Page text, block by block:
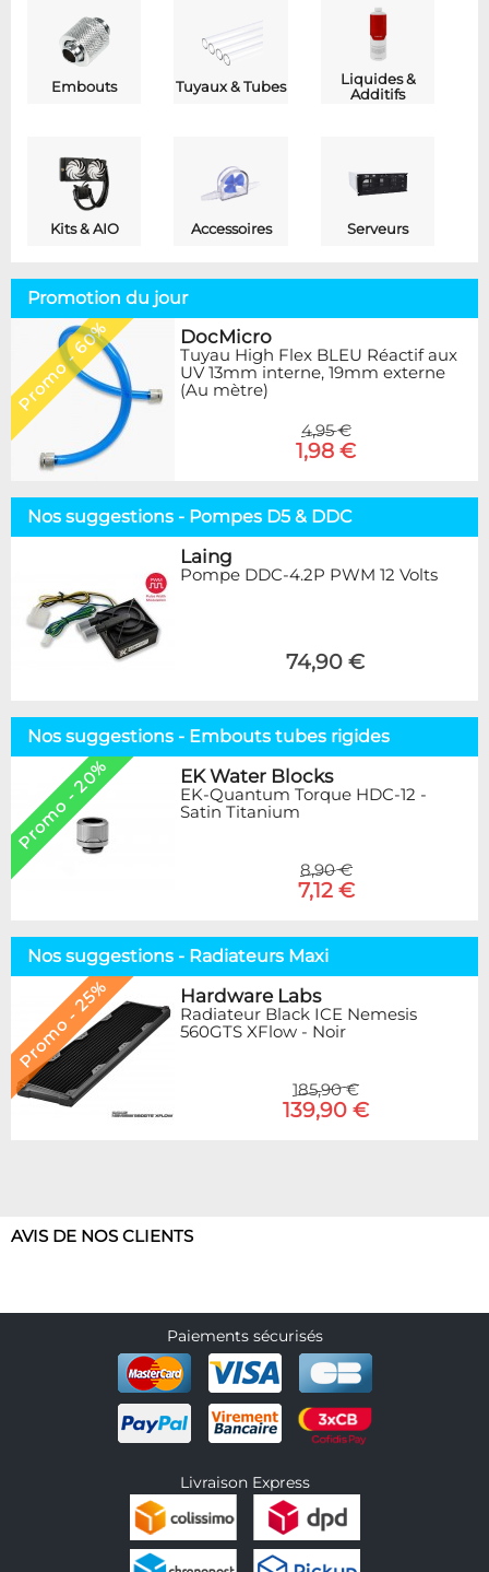
Embouts Tuyaux & Tubes
Liquides &
Additifs
Kits & AIO Accessoires Serveurs
Promotion du jour
Promo - 60% DocMicro
Tuyau High Flex BLEU Réactif aux
UV 13mm interne, 19mm externe
(Au mètre)
4,95 €
1,98 €
Nos suggestions - Pompes D5 & DDC
Laing
Pompe DDC-4.2P PWM 12 Volts
74,90 €
Nos suggestions - Embouts tubes rigides
Promo - 20% EK Water Blocks
EK-Quantum Torque HDC-12 -
Satin Titanium
8,90 €
7,12 €
Nos suggestions - Radiateurs Maxi
Promo - 25% Hardware Labs
Radiateur Black ICE Nemesis
560GTS XFlow - Noir
185,90 €
139,90 €
AVIS DE NOS CLIENTS
Paiements sécurisés
Livraison Express